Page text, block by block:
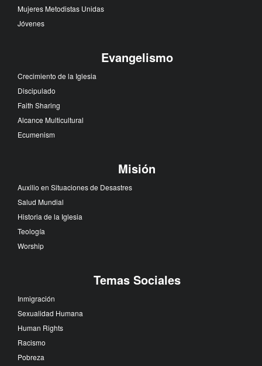
Mujeres Metodistas Unidas
Jóvenes
Evangelismo
Crecimiento de la Iglesia
Discipulado
Faith Sharing
Alcance Multicultural
Ecumenism
Misión
Auxilio en Situaciones de Desastres
Salud Mundial
Historia de la Iglesia
Teología
Worship
Temas Sociales
Inmigración
Sexualidad Humana
Human Rights
Racismo
Pobreza